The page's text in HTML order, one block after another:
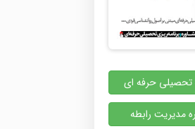
حرفه ای
مدیریت رابطه